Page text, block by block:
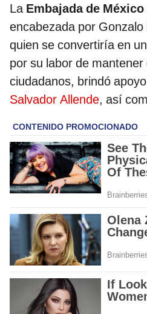
La Embajada de México
encabezada por
quien se convertiría en
por su labor de
ciudadanos, brindó
Salvador Allende, así